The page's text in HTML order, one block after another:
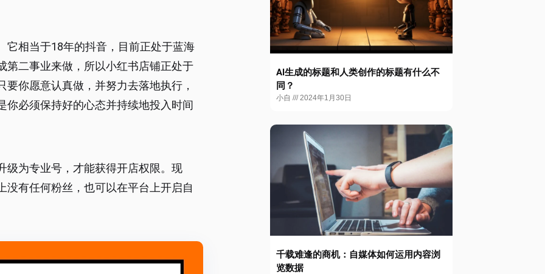
它相当于18年的抖音，目前正处于蓝海
第二事业来做，所以小红书店铺正处于
你愿意认真做，并努力去落地执行，
你必须保持好的心态并持续地投入时间
级为专业号，才能获得开店权限。现
有任何粉丝，也可以在平台上开启自
AI生成的标题和人类创作的标题有什么不
同？
小自 2024年1月30日
千载难逢的商机：自媒体如何运用内容浏
览数据